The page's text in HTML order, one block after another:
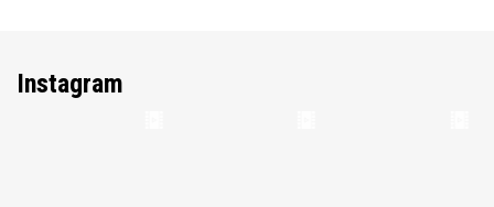
Instagram